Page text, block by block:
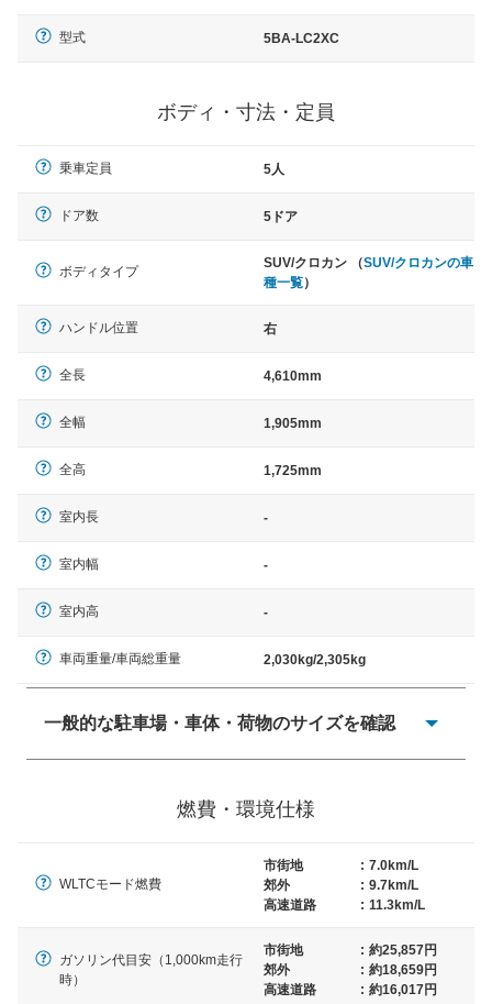
型式 5BA-LC2XC
ボディ・寸法・定員
乗車定員 5人
ドア数 5ドア
ボディタイプ
SUV/クロカン （SUV/クロカンの車
種一覧）
ハンドル位置 右
全長 4,610mm
全幅 1,905mm
全高 1,725mm
室内長 -
室内幅 -
室内高 -
車両重量/車両総重量 2,030kg/2,305kg
一般的な駐車場・車体・荷物のサイズを確認
× 長さ 5,000mm 車路幅 5,000mmというサイズが標準値
燃費・環境仕様
WLTCモード燃費
市街地 : 7.0km/L
郊外
: 9.7km/L
高速道路
: 11.3km/L
ガソリン代目安（1,000km走行
時）
市街地 : 約25,857円
郊外
: 約18,659円
高速道路
: 約16,017円